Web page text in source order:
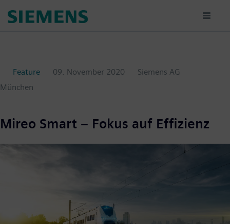
para
Feature
09. November 2020
Siemens AG
München
Mireo Smart – Fokus auf Effizienz